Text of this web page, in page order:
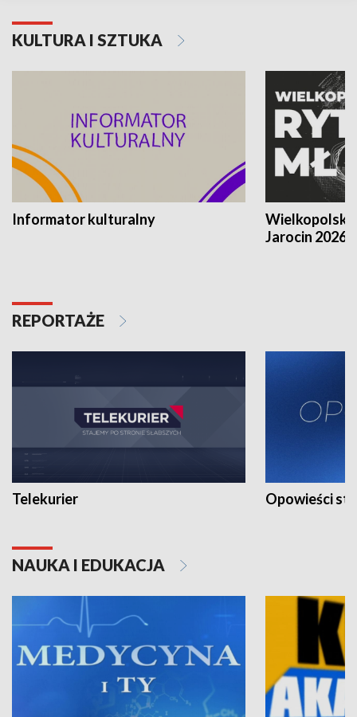
KULTURA I SZTUKA
Informator kulturalny
Jarocin 2026
REPORTAŻE
Telekurier Opowieści
NAUKA I EDUKACJA